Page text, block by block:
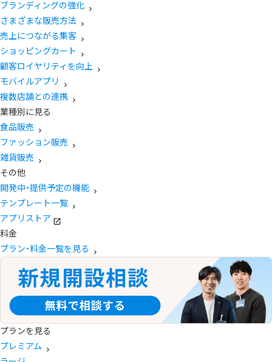
ブランディングの強化
さまざまな販売方法
売上につながる集客
ショッピングカート
顧客ロイヤリティを向上
モバイルアプリ
複数店舗との連携
業種別に見る
食品販売
ファッション販売
雑貨販売
その他
開発中・提供予定の機能
テンプレート一覧
アプリストア
料金
プラン・料金一覧を見る
プランを見る
プレミアム